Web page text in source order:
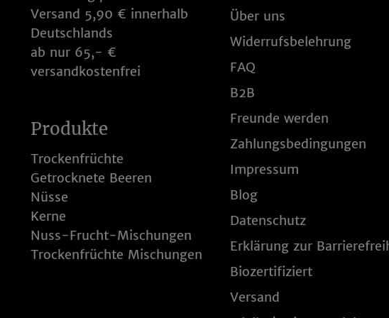
Über uns
Widerrufsbelehrung
FAQ
B2B
Freunde werden
Zahlungsbedingungen
Impressum
Blog
Datenschutz
Erklärung zur
Biozertifiziert
Versand
Versand 5,90 € innerhalb
Deutschlands
ab nur 65,- €
versandkostenfrei
Produkte
Trockenfrüchte
Getrocknete Beeren
Nüsse
Kerne
Nuss-Frucht-Mischungen
Trockenfrüchte Mischungen